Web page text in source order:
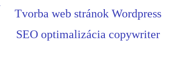
Tvorba web stránok Wordpress
SEO optimalizácia copywriter